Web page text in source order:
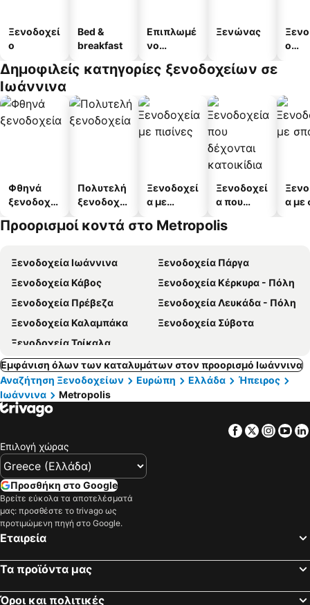
Ξενοδοχεί
ο
Bed &
breakfast
Επιπλωμέ
νο
α
Ξενώνας
ο
Δημοφιλείς κατηγορίες ξενοδοχείων σε
Ιωάννινα
Φθηνά
ξενοδοχεί
Πολυτελή
ξενοδοχεί
Ξενοδοχεί
α με
Ξενοδοχεί
α που
κατοικίδι
α με
Προορισμοί κοντά στο Metropolis
Ξενοδοχεία Ιωάννινα
Ξενοδοχεία Πάργα
Ξενοδοχεία Κάβος
Ξενοδοχεία Κέρκυρα - Πόλη
Ξενοδοχεία Πρέβεζα
Ξενοδοχεία Λευκάδα - Πόλη
Ξενοδοχεία Καλαμπάκα
Ξενοδοχεία Σύβοτα
Ξενοδοχεία Τρίκαλα
Εμφάνιση όλων των καταλυμάτων στον προορισμό Ιωάννινα
Αναζήτηση Ξενοδοχείων
Ευρώπη Ελλάδα
Ήπειρος
Ιωάννινα
Metropolis
Facebook
Twitter
Επιλογή χώρας
Προσθήκη στο Google
Βρείτε εύκολα τα αποτελέσματά
μας: προσθέστε το trivago ως
προτιμώμενη πηγή στο Google.
Εταιρεία
Τα προϊόντα μας
Όροι και πολιτικές